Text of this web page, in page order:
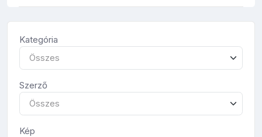
Kategória
Összes
Szerző
Összes
Kép